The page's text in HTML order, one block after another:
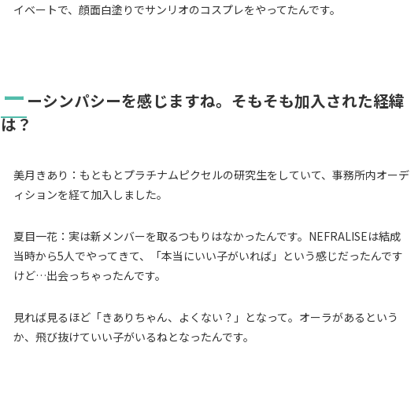
イベートで、顔面白塗りでサンリオのコスプレをやってたんです。
ー ーシンパシーを感じますね。そもそも加入された経緯
は？
美月きあり：もともとプラチナムピクセルの研究生をしていて、事務所内オーデ
ィションを経て加入しました。
夏目一花：実は新メンバーを取るつもりはなかったんです。NEFRALISEは結成
当時から5人でやってきて、「本当にいい子がいれば」という感じだったんです
けど…出会っちゃったんです。
見れば見るほど「きありちゃん、よくない？」となって。オーラがあるという
か、飛び抜けていい子がいるねとなったんです。